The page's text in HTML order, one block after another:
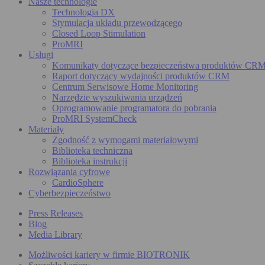
Technologia DX
Stymulacja układu przewodzącego
Closed Loop Stimulation
ProMRI
Usługi
Komunikaty dotyczące bezpieczeństwa produktów
Raport dotyczący wydajności produktów CRM
Centrum Serwisowe Home Monitoring
Narzędzie wyszukiwania urządzeń
Oprogramowanie programatora do pobrania
ProMRI SystemCheck
Materiały
Zgodność z wymogami materiałowymi
Biblioteka techniczna
Biblioteka instrukcji
Rozwiązania cyfrowe
CardioSphere
Cyberbezpieczeństwo
Press Releases
Blog
Media Library
Możliwości kariery w firmie BIOTRONIK